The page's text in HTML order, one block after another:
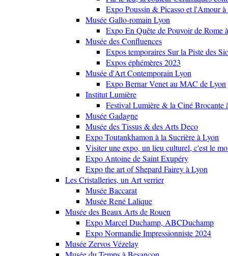
Expo Poussin & Picasso et l'Amour
Musée Gallo-romain Lyon
Expo En Quête de Pouvoir de Rome
Musée des Confluences
Expos temporaires Sur la Piste des
Expos éphémères 2023
Musée d'Art Contemporain Lyon
Expo Bernar Venet au MAC de Lyon
Institut Lumière
Festival Lumière & la Ciné Brocante
Musée Gadagne
Musée des Tissus & des Arts Deco
Expo Toutankhamon à la Sucrière à Lyon
Visiter une expo, un lieu culturel, c'est le
Expo Antoine de Saint Exupéry
Expo the art of Shepard Fairey à Lyon
Les Cristalleries, un Art verrier
Musée Baccarat
Musée René Lalique
Musée des Beaux Arts de Rouen
Expo Marcel Duchamp, ABCDuchamp
Expo Normandie Impressionniste 2024
Musée Zervos Vézelay